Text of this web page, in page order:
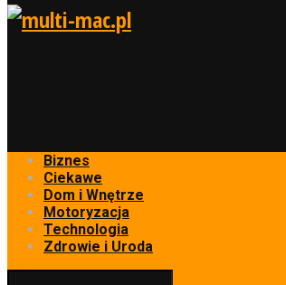
Biznes
Ciekawe
Dom i Wnętrze
Motoryzacja
Technologia
Zdrowie i Uroda